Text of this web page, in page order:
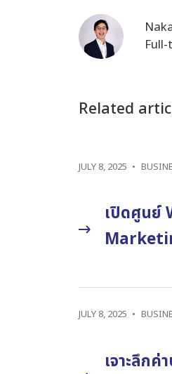
Related
JULY 8, 2025 •
เปิดศูนย์
JULY 8, 2025 •
เจาะลึก